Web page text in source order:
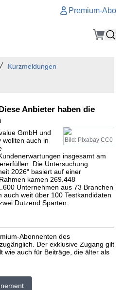
Premium-Abo
Kurzmeldungen
Anbieter haben die
Bild: Pixabay CC0
GmbH und
wollten auch in
insgesamt am
Die Untersuchung
2026“ basiert auf einer
kamen 269.448
Unternehmen aus 73 Branchen
weit über 100 Testkandidaten
Dutzend Sparten.
Abonnenten des
Der exklusive Zugang gilt
wie auch für Beiträge, die älter als